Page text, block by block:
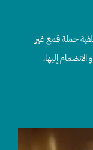
حملة قمع غير
إليها،